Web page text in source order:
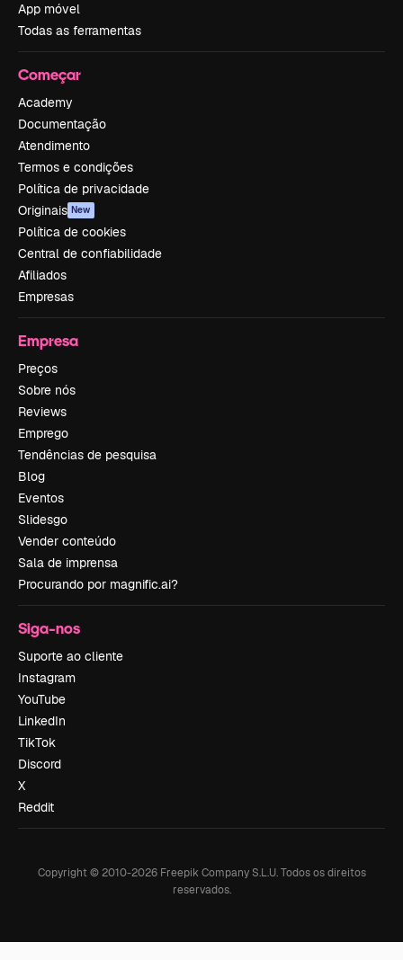
App móvel
Todas as ferramentas
Começar
Academy
Documentação
Atendimento
Termos e condições
Política de privacidade
Originais New
Política de cookies
Central de confiabilidade
Afiliados
Empresas
Empresa
Preços
Sobre nós
Reviews
Emprego
Tendências de pesquisa
Blog
Eventos
Slidesgo
Vender conteúdo
Sala de imprensa
Procurando por magnific.ai?
Siga-nos
Suporte ao cliente
Instagram
YouTube
LinkedIn
TikTok
Discord
X
Reddit
Copyright © 2010-2026Freepik Company S.L.U. Todos os direitos
reservados.